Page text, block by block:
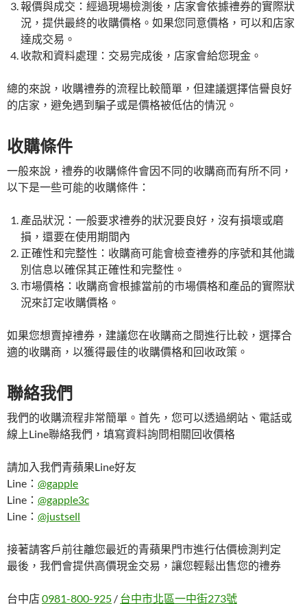
報價與成交：經過現場檢測後，店家會依據禮券的實際狀
況，提供最終的收購價格。如果您同意價格，可以和店家
達成交易。
收款和資料處理：交易完成後，店家會給您現金。
總的來說，收購禮券的流程比較簡單，但建議選擇信譽良好
的店家，避免遇到騙子或是價格被低估的情況。
收購條件
一般來說，禮券的收購條件會因不同的收購商而有所不同，
以下是一些可能的收購條件：
產品狀況：一般要求禮券的狀況要良好，沒有損壞或磨
損，還要在使用期間內
正確性和完整性：收購商可能會檢查禮券的序號和其他識
別信息以確保其正確性和完整性。
市場價格：收購商會根據當前的市場價格和產品的實際狀
況來訂定收購價格。
如果您想賣掉禮券，建議您在收購商之間進行比較，選擇合
適的收購商，以獲得最佳的收購價格和回收政策。
聯絡我們
我們的收購流程非常簡單。首先，您可以透過網站、電話或
線上Line聯絡我們，填寫資料詢問相關回收價格
請加入我們青蘋果Line好友
Line： @gapple
Line： @gapple3c
Line： @justsell
接著請客戶前往離您最近的青蘋果門市進行估價檢測判定
最後，我們會提供高價現金交易，讓您輕鬆出售您的禮券
台中店 0981-800-925 / 台中市北區一中街273號